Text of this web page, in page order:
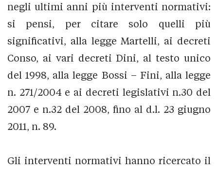
negli ultimi anni più interventi normativi:
si pensi, per citare solo quelli più
significativi, alla legge Martelli, ai decreti
Conso, ai vari decreti Dini, al testo unico
del 1998, alla legge Bossi – Fini, alla legge
n. 271/2004 e ai decreti legislativi n.30 del
2007 e n.32 del 2008, fino al d.l. 23 giugno
2011, n. 89.
Gli interventi normativi hanno ricercato il